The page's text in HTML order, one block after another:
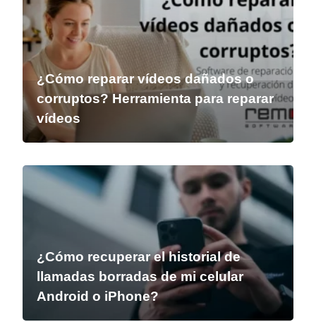
¿Cómo reparar vídeos dañados o
corruptos? Herramienta para reparar
vídeos
¿Cómo recuperar el historial de
llamadas borradas de mi celular
Android o iPhone?